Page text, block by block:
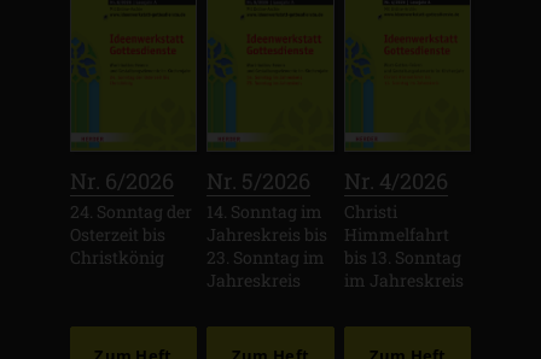
Nr. 6/2026
24. Sonntag der
Osterzeit bis
Christkönig
Nr. 5/2026
14. Sonntag im
Jahreskreis bis
23. Sonntag im
Jahreskreis
Nr. 4/2026
Christi
Himmelfahrt
bis 13. Sonntag
im Jahreskreis